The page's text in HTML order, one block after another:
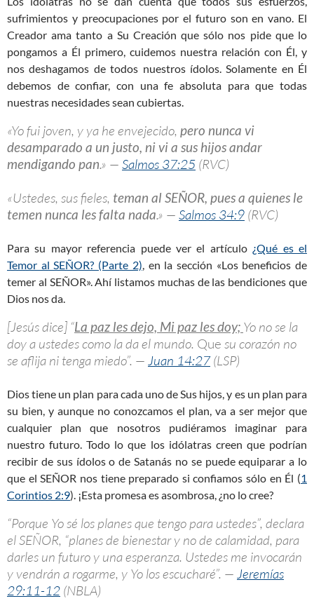
sufrimientos y preocupaciones por el futuro son en vano. El
Creador ama tanto a Su Creación que sólo nos pide que lo
pongamos a Él primero, cuidemos nuestra relación con Él, y
nos deshagamos de todos nuestros ídolos. Solamente en Él
debemos de confiar, con una fe absoluta para que todas
nuestras necesidades sean cubiertas.
«Yo fui joven, y ya he envejecido, pero nunca vi
desamparado a un justo, ni vi a sus hijos andar
mendigando pan.» — Salmos 37:25 (RVC)
«Ustedes, sus fieles, teman al SEÑOR, pues a quienes le
temen nunca les falta nada.» — Salmos 34:9 (RVC)
Para su mayor referencia puede ver el artículo ¿Qué es el
Temor al SEÑOR? (Parte 2), en la sección «Los beneficios de
temer al SEÑOR». Ahí listamos muchas de las bendiciones que
Dios nos da.
[Jesús dice] “La paz les dejo, Mi paz les doy; Yo no se la
doy a ustedes como la da el mundo. Que su corazón no
se aflija ni tenga miedo”. — Juan 14:27(LSP)
Dios tiene un plan para cada uno de Sus hijos, y es un plan para
su bien, y aunque no conozcamos el plan, va a ser mejor que
cualquier plan que nosotros pudiéramos imaginar para
nuestro futuro. Todo lo que los idólatras creen que podrían
recibir de sus ídolos o de Satanás no se puede equiparar a lo
que el SEÑOR nos tiene preparado si confiamos sólo en Él (1
Corintios 2:9). ¡Esta promesa es asombrosa, ¿no lo cree?
“Porque Yo sé los planes que tengo para ustedes”, declara
el SEÑOR, “planes de bienestar y no de calamidad, para
darles un futuro y una esperanza. Ustedes me invocarán
y vendrán a rogarme, y Yo los escucharé”. — Jeremías
29:11-12 (NBLA)